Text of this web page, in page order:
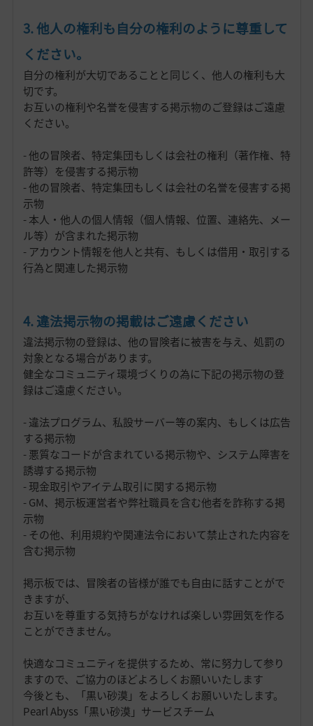
3. 他人の権利も自分の権利のように尊重して
ください。
自分の権利が大切であることと同じく、他人の権利も大
切です。
お互いの権利や名誉を侵害する掲示物のご登録はご遠慮
ください。
- 他の冒険者、特定集団もしくは会社の権利（著作権、特
許等）を侵害する掲示物
- 他の冒険者、特定集団もしくは会社の名誉を侵害する掲
示物
- 本人・他人の個人情報（個人情報、位置、連絡先、メー
ル等）が含まれた掲示物
- アカウント情報を他人と共有、もしくは借用・取引する
行為と関連した掲示物
4. 違法掲示物の掲載はご遠慮ください
違法掲示物の登録は、他の冒険者に被害を与え、処罰の
対象となる場合があります。
健全なコミュニティ環境づくりの為に下記の掲示物の登
録はご遠慮ください。
- 違法プログラム、私設サーバー等の案内、もしくは広告
する掲示物
- 悪質なコードが含まれている掲示物や、システム障害を
誘導する掲示物
- 現金取引やアイテム取引に関する掲示物
- GM、掲示板運営者や弊社職員を含む他者を詐称する掲
示物
- その他、利用規約や関連法令において禁止された内容を
含む掲示物
掲示板では、冒険者の皆様が誰でも自由に話すことがで
きますが、
お互いを尊重する気持ちがなければ楽しい雰囲気を作る
ことができません。
快適なコミュニティを提供するため、常に努力して参り
ますので、ご協力のほどよろしくお願いいたします
今後とも、「黒い砂漠」をよろしくお願いいたします。
Pearl Abyss「黒い砂漠」サービスチーム